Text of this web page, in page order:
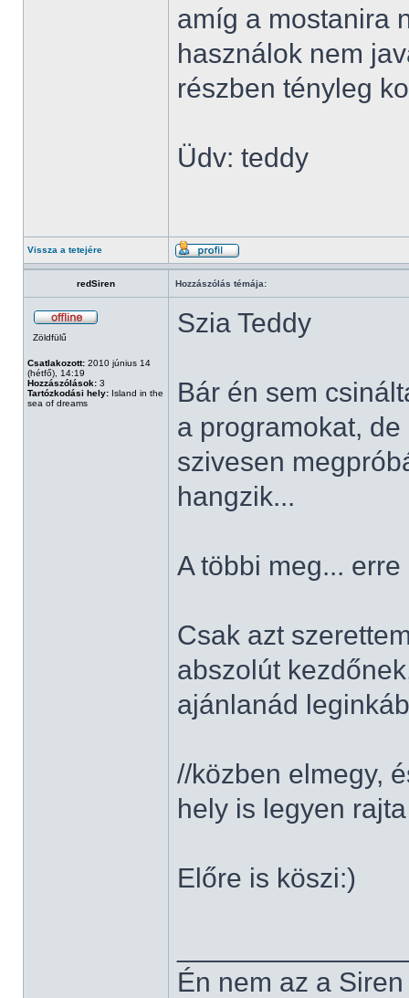
amíg a mostanira
használok nem
részben tényleg
Üdv: teddy
Vissza a tetejére
redSiren Hozzászólás témája:
Zöldfülű
Csatlakozott: 2010 június 14
(hétfő), 14:19
Hozzászólások: 3
Tartózkodási hely: Island in the
sea of dreams
Szia Teddy
Bár én sem
a programokat,
szivesen
hangzik...
A többi meg...
Csak azt
abszolút
ajánlanád
//közben elmegy,
hely is legyen rajta
Előre is köszi:)
Én nem az a